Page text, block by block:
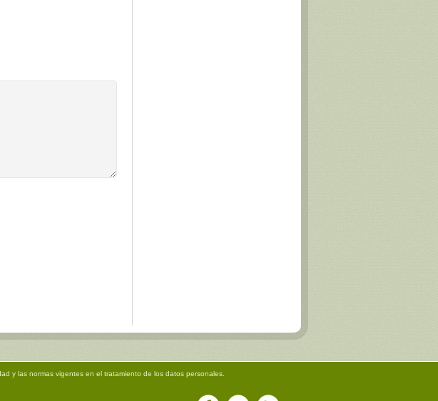
y las normas vigentes en el tratamiento de los datos personales.